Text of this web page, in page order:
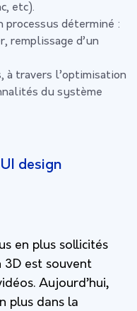
etc).
processus déterminé :
remplissage d’un
à travers l’optimisation
du système
design
en plus sollicités
3D est souvent
Aujourd’hui,
plus dans la